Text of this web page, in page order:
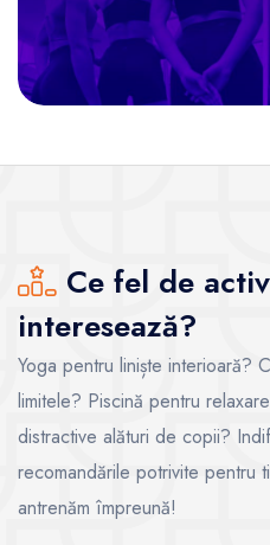
Ce fel de
interesează?
Yoga pentru liniște interioară?
limitele? Piscină pentru
distractive alături de copii?
recomandările potrivite pentru
antrenăm împreună!